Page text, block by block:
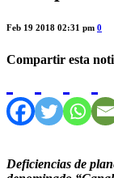
Feb 19 2018 02:31 pm 0
Compartir esta
Deficiencias de